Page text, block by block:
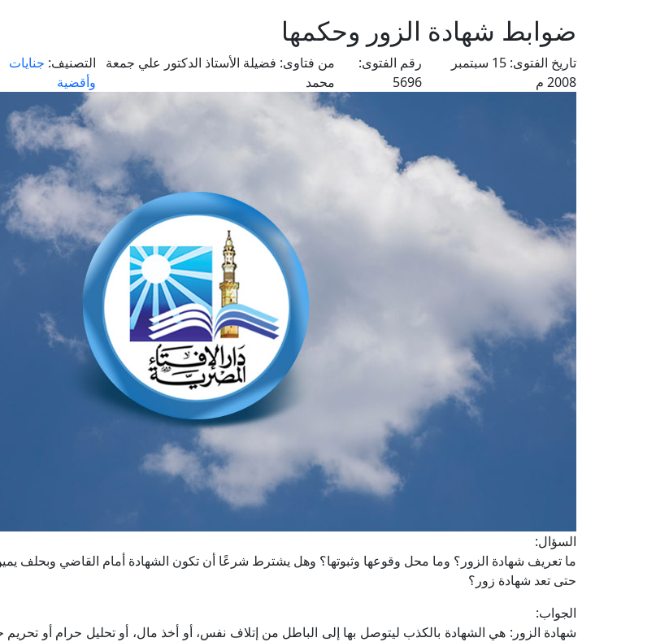
ضوابط شهادة الزور وحكمها
تاريخ الفتوى:
15 سبتمبر
2008 م
رقم الفتوى:
5696
من فتاوى: فضيلة الأستاذ الدكتور علي جمعة
محمد
التصنيف: جنايات
وأقضية
السؤال:
ما تعريف شهادة الزور؟ وما محل وقوعها وثبوتها؟ وهل يشترط شرعًا أن تكون الشهادة أمام القاضي وبحلف
حتى تعد شهادة زور؟
الجواب:
شهادة الزور: هي الشهادة بالكذب ليتوصل بها إلى الباطل من إتلاف نفس، أو أخذ مال، أو تحليل حرام أو تحريم